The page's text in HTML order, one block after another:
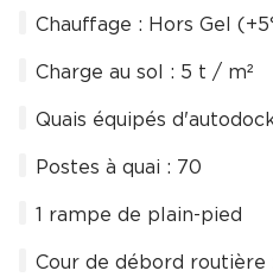
Chauffage : Hors Gel
Charge au sol : 5 t / m²
Quais équipés
Postes à quai : 70
1 rampe de plain-pied
Cour de débord